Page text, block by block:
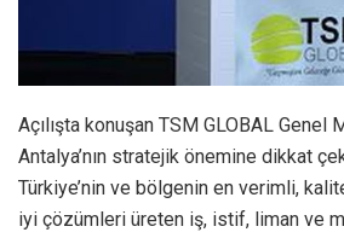
Açılışta konuşan TSM GLOBAL Genel
Antalya’nın stratejik önemine dikkat
Türkiye’nin ve bölgenin en verimli,
iyi çözümleri üreten iş, istif, liman ve